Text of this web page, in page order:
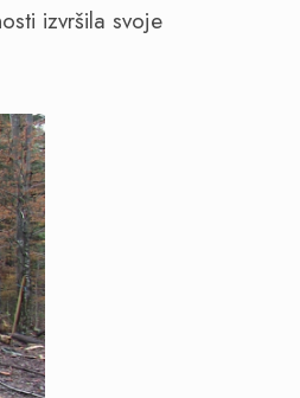
izvršila svoje